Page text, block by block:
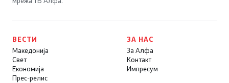
ВЕСТИ
Македонија
Свет
Економија
Прес-релис
ЗА НАС
За Алфа
Контакт
Импресум